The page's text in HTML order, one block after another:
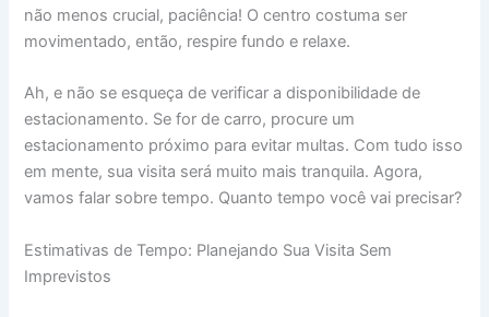
não menos crucial, paciência! O centro costuma ser
movimentado, então, respire fundo e relaxe.
Ah, e não se esqueça de verificar a disponibilidade de
estacionamento. Se for de carro, procure um
estacionamento próximo para evitar multas. Com tudo isso
em mente, sua visita será muito mais tranquila. Agora,
vamos falar sobre tempo. Quanto tempo você vai precisar?
Estimativas de Tempo: Planejando Sua Visita Sem
Imprevistos